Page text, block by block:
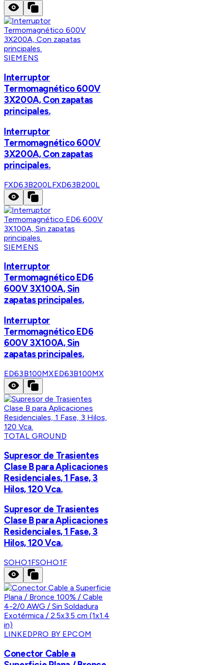
SIEMENS
Interruptor
Termomagnético 600V
3X200A, Con zapatas
principales.
Interruptor
Termomagnético 600V
3X200A, Con zapatas
principales.
FXD63B200LFXD63B200L
SIEMENS
Interruptor
Termomagnético ED6
600V 3X100A, Sin
zapatas principales.
Interruptor
Termomagnético ED6
600V 3X100A, Sin
zapatas principales.
ED63B100MXED63B100MX
TOTAL GROUND
Supresor de Trasientes
Clase B para Aplicaciones
Residenciales, 1 Fase, 3
Hilos, 120 Vca.
Supresor de Trasientes
Clase B para Aplicaciones
Residenciales, 1 Fase, 3
Hilos, 120 Vca.
SOHO1FSOHO1F
LINKEDPRO BY EPCOM
Conector Cable a